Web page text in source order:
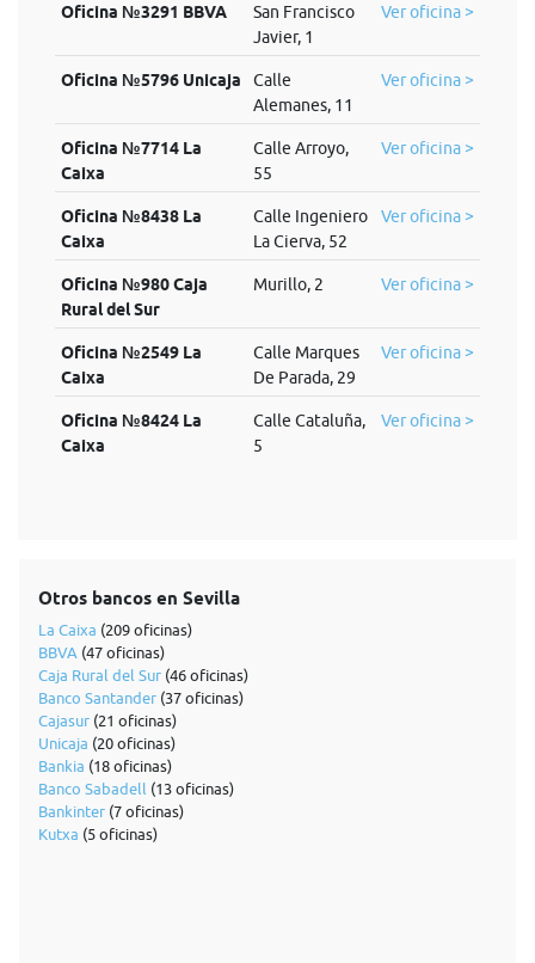
Oficina №3291 BBVA
San Francisco
Javier, 1
Ver oficina >
Oficina №5796 Unicaja
Calle
Alemanes, 11
Ver oficina >
Oficina №7714 La
Caixa
Calle Arroyo,
55
Ver oficina >
Oficina №8438 La
Caixa
Calle Ingeniero
La Cierva, 52
Ver oficina >
Oficina №980 Caja
Rural del Sur
Murillo, 2 Ver oficina >
Oficina №2549 La
Caixa
Calle Marques
De Parada, 29
Ver oficina >
Oficina №8424 La
Caixa
Calle Cataluña,
5
Ver oficina >
Otros bancos en Sevilla
La Caixa (209 oficinas)
BBVA (47 oficinas)
Caja Rural del Sur (46 oficinas)
Banco Santander (37 oficinas)
Cajasur (21 oficinas)
Unicaja (20 oficinas)
Bankia (18 oficinas)
Banco Sabadell (13 oficinas)
Bankinter (7 oficinas)
Kutxa (5 oficinas)